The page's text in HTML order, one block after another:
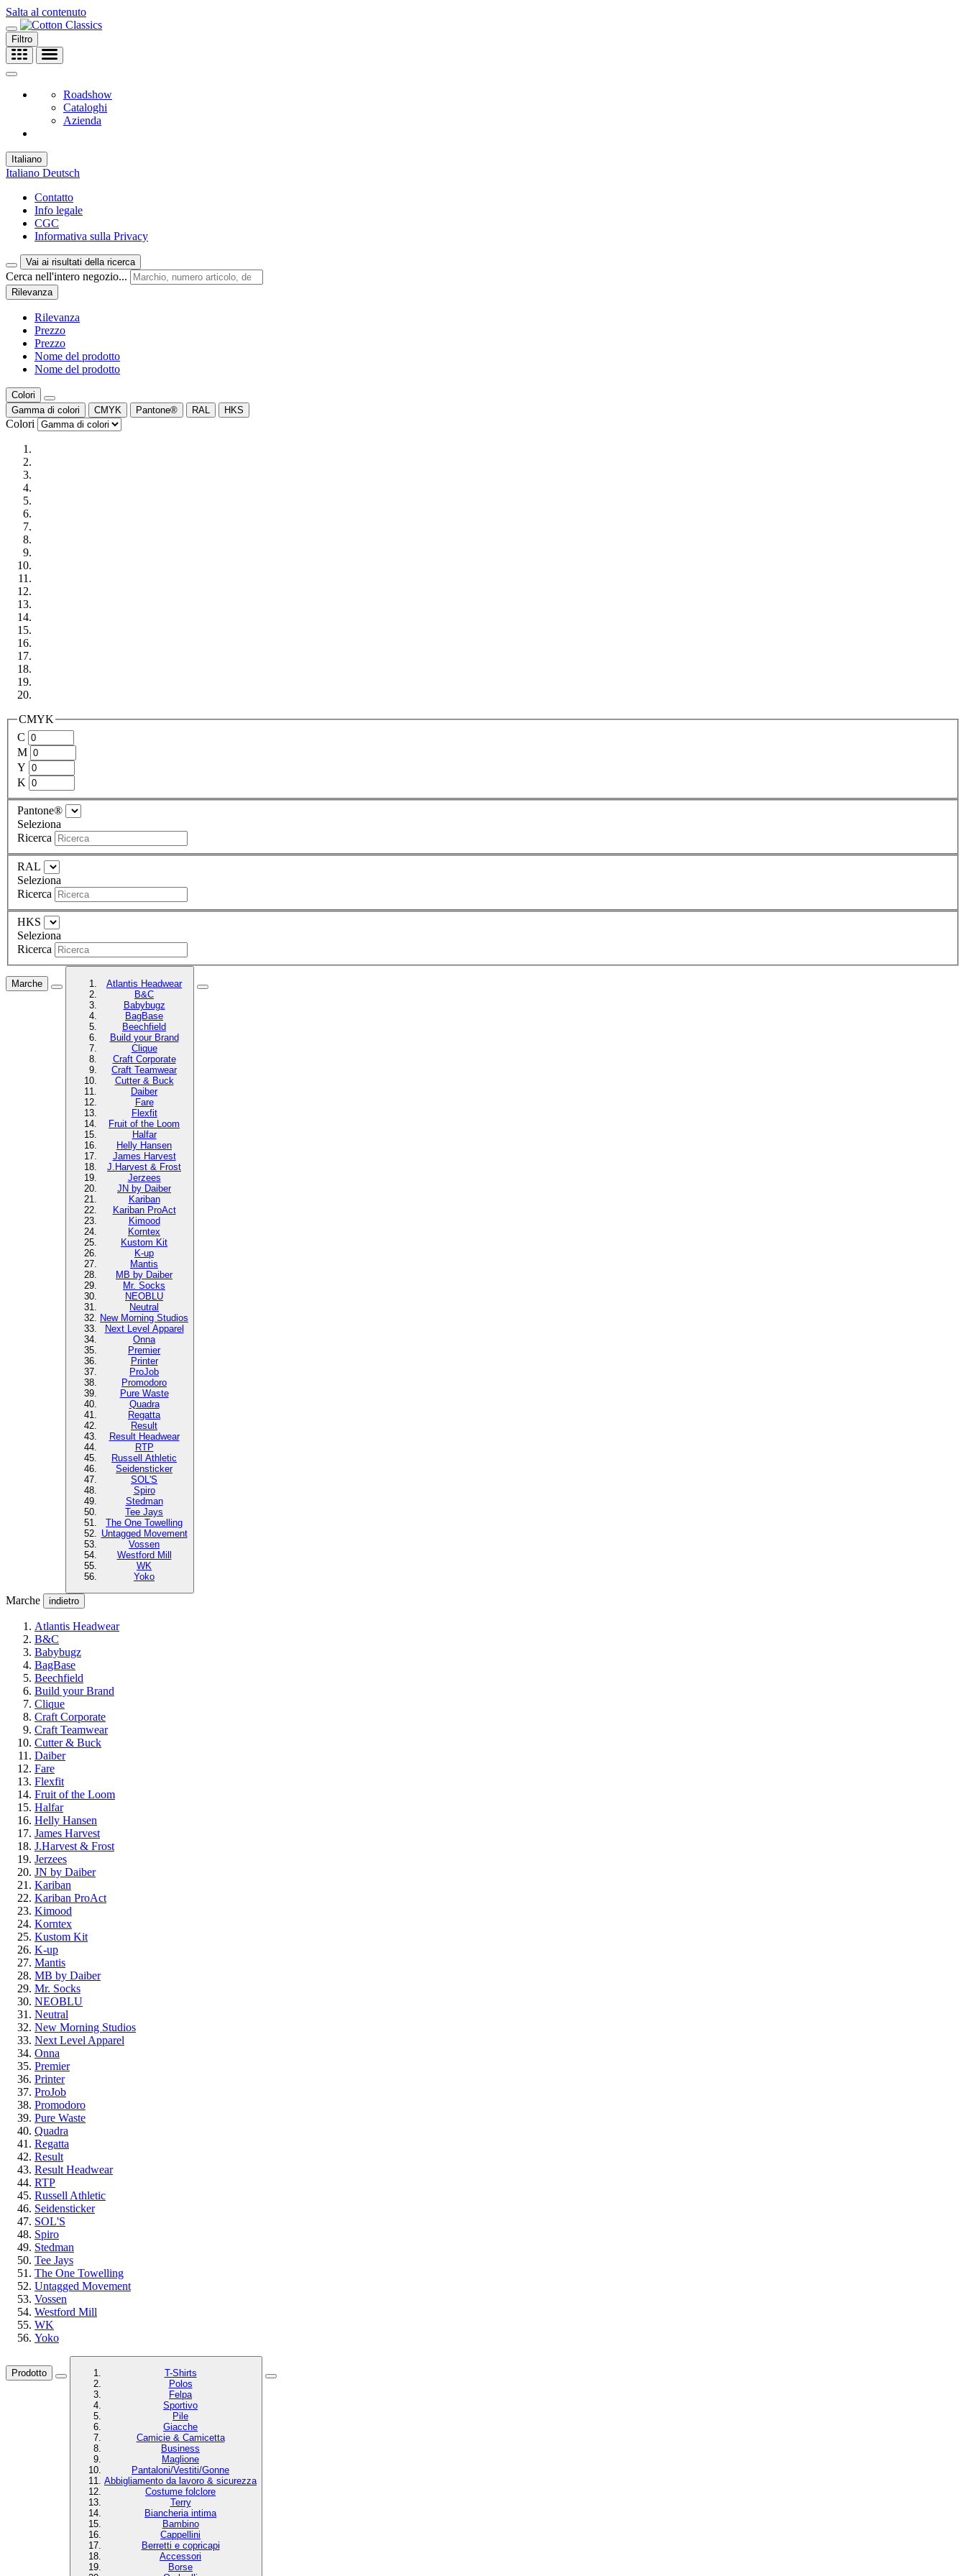
Salta al contenuto
Filtro
Roadshow
Cataloghi
Azienda
Italiano
Italiano Deutsch
Contatto
Info legale
CGC
Informativa sulla Privacy
Vai ai risultati della ricerca
Cerca nell'intero negozio...
Rilevanza
Rilevanza
Prezzo
Prezzo
Nome del prodotto
Nome del prodotto
Colori
Gamma di colori
CMYK Pantone® RAL HKS
Colori
CMYK
C
M
Y
K
Pantone®
Seleziona
Ricerca
RAL
Seleziona
Ricerca
HKS
Seleziona
Ricerca
Marche
Atlantis Headwear
B&C
Babybugz
BagBase
Beechfield
Build your Brand
Clique
Craft Corporate
Craft Teamwear
Cutter & Buck
Daiber
Fare
Flexfit
Fruit of the Loom
Halfar
Helly Hansen
James Harvest
J.Harvest & Frost
Jerzees
JN by Daiber
Kariban
Kariban ProAct
Kimood
Korntex
Kustom Kit
K-up
Mantis
MB by Daiber
Mr. Socks
NEOBLU
Neutral
New Morning Studios
Next Level Apparel
Onna
Premier
Printer
ProJob
Promodoro
Pure Waste
Quadra
Regatta
Result
Result Headwear
RTP
Russell Athletic
Seidensticker
SOL'S
Spiro
Stedman
Tee Jays
The One Towelling
Untagged Movement
Vossen
Westford Mill
WK
Yoko
Marche indietro
Atlantis Headwear
B&C
Babybugz
BagBase
Beechfield
Build your Brand
Clique
Craft Corporate
Craft Teamwear
Cutter & Buck
Daiber
Fare
Flexfit
Fruit of the Loom
Halfar
Helly Hansen
James Harvest
J.Harvest & Frost
Jerzees
JN by Daiber
Kariban
Kariban ProAct
Kimood
Korntex
Kustom Kit
K-up
Mantis
MB by Daiber
Mr. Socks
NEOBLU
Neutral
New Morning Studios
Next Level Apparel
Onna
Premier
Printer
ProJob
Promodoro
Pure Waste
Quadra
Regatta
Result
Result Headwear
RTP
Russell Athletic
Seidensticker
SOL'S
Spiro
Stedman
Tee Jays
The One Towelling
Untagged Movement
Vossen
Westford Mill
WK
Yoko
Prodotto
T-Shirts
Polos
Felpa
Sportivo
Pile
Giacche
Camicie & Camicetta
Business
Maglione
Pantaloni/Vestiti/Gonne
Abbigliamento da lavoro & sicurezza
Costume folclore
Terry
Biancheria intima
Bambino
Cappellini
Berretti e copricapi
Accessori
Borse